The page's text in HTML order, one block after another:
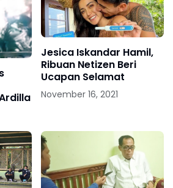
Jesica Iskandar Hamil,
Ribuan Netizen Beri
Ucapan Selamat
November 16, 2021